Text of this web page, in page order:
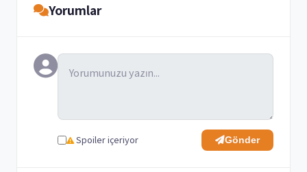
Yorumlar
Spoiler içeriyor Gönder